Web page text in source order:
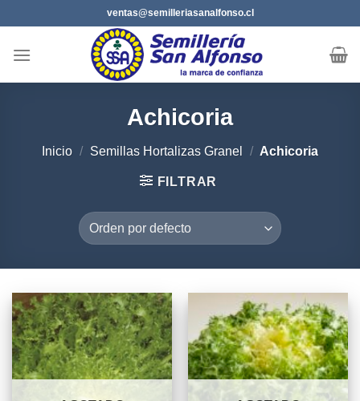
al
contenido
ventas@semilleriasanalfonso.cl
Achicoria
Inicio / Semillas Hortalizas Granel / Achicoria
FILTRAR